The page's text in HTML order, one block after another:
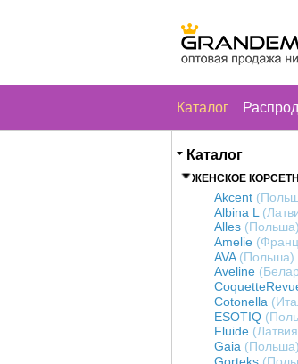
Каталог
Каталог
ЖЕНСКОЕ
Akcent
Albina L
Alles (Польша)
Amelie
AVA (Польша)
Aveline
Cotonella
ESOTIQ
Fluide
Gaia (Польша)
Gorteks